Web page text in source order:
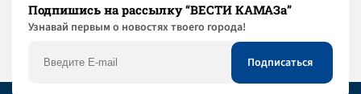
Подпишись на рассылку “ВЕСТИ КАМАЗа”
Узнaвай первым о новостях твоего города!